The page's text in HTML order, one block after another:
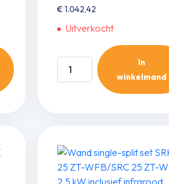
€1.042,42
Uitverkocht
WB
2,0
kW
In
winkelmand